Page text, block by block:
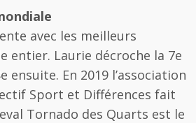
avec les meilleurs
entier. Laurie décroche la 7e
ensuite. En 2019 l’association
Sport et Différences fait
Tornado des Quarts est le